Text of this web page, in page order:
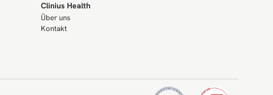
Clinius Health
Über uns
Kontakt